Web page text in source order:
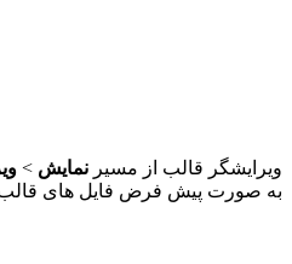
ویرایشگر قالب از مسیر نمایش >
به صورت پیش فرض فایل های قالب